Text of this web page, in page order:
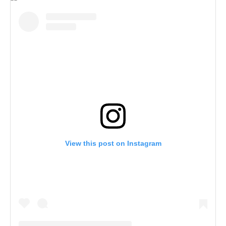
View this post on Instagram